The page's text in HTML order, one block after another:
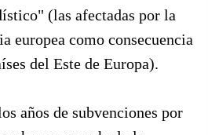
(las afectadas por la
europea como consecuencia
del Este de Europa).
años de subvenciones por